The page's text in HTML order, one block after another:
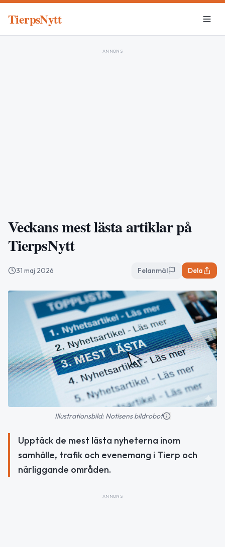
TierpsNytt
ANNONS
Veckans mest lästa artiklar på
TierpsNytt
31 maj 2026 Felanmäl Dela
Illustrationsbild: Notisens bildrobot
Upptäck de mest lästa nyheterna inom
samhälle, trafik och evenemang i Tierp och
närliggande områden.
ANNONS